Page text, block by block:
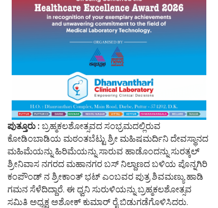
ಪುತ್ತೂರು : ಬ್ರಹ್ಮಕಲಶೋತ್ಸವದ ಸಂಭ್ರಮದಲ್ಲಿರುವ
ಕೋಡಿಂಬಾಡಿಯ ಮಠಂತಬೆಟ್ಟು ಶ್ರೀ ಮಹಿಷಮರ್ದಿನಿ ದೇವಸ್ಥಾನದ
ಮಹಿಮೆಯನ್ನು ಹಿರಿಮೆಯನ್ನು ಸಾರುವ ಹಾಡೊಂದನ್ನು ಸುರತ್ಕಲ್
ಶ್ರೀನಿವಾಸ ನಗರದ ಮಹಾನಗರ ಬಸ್ ನಿಲ್ದಾಣದ ಬಳಿಯ ಪೊನ್ನಗಿರಿ
ಕಂಪೌಂಡ್ ನ ಶ್ರೀಕಾಂತ್ ಭಟ್ ಎಂಬವರ ಪುತ್ರ ಶಿವಮಣ್ಯು ಹಾಡಿ
ಗಮನ ಸೆಳೆದಿದ್ದಾರೆ. ಈ ಧ್ವನಿ ಸುರುಳಿಯನ್ನು ಬ್ರಹ್ಮಕಲಶೋತ್ಸವ
ಸಮಿತಿ ಅಧ್ಯಕ್ಷ ಅಶೋಕ್ ಕುಮಾರ್ ರೈ ಬಿಡುಗಡೆಗೊಳಿಸಿದರು.